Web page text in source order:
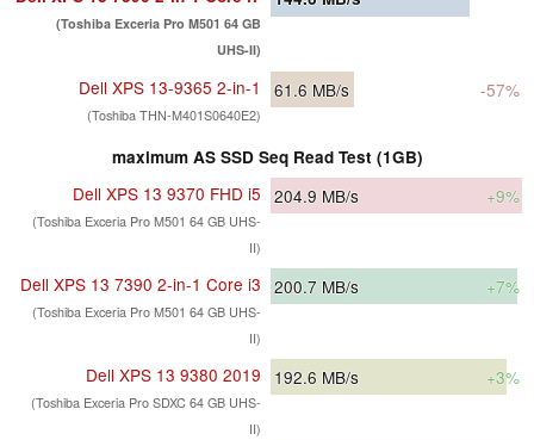
(Toshiba Exceria Pro M501 64 GB
UHS-II)
Dell XPS 13-9365 2-in-1
(Toshiba THN-M401S0640E2)
61.6 MB/s -57%
maximum AS SSD Seq Read Test (1GB)
Dell XPS 13 9370 FHD i5
(Toshiba Exceria Pro M501 64 GB UHS-
II)
204.9 MB/s +9%
Dell XPS 13 7390 2-in-1 Core i3
(Toshiba Exceria Pro M501 64 GB UHS-
II)
200.7 MB/s +7%
Dell XPS 13 9380 2019
(Toshiba Exceria Pro SDXC 64 GB UHS-
II)
192.6 MB/s +3%